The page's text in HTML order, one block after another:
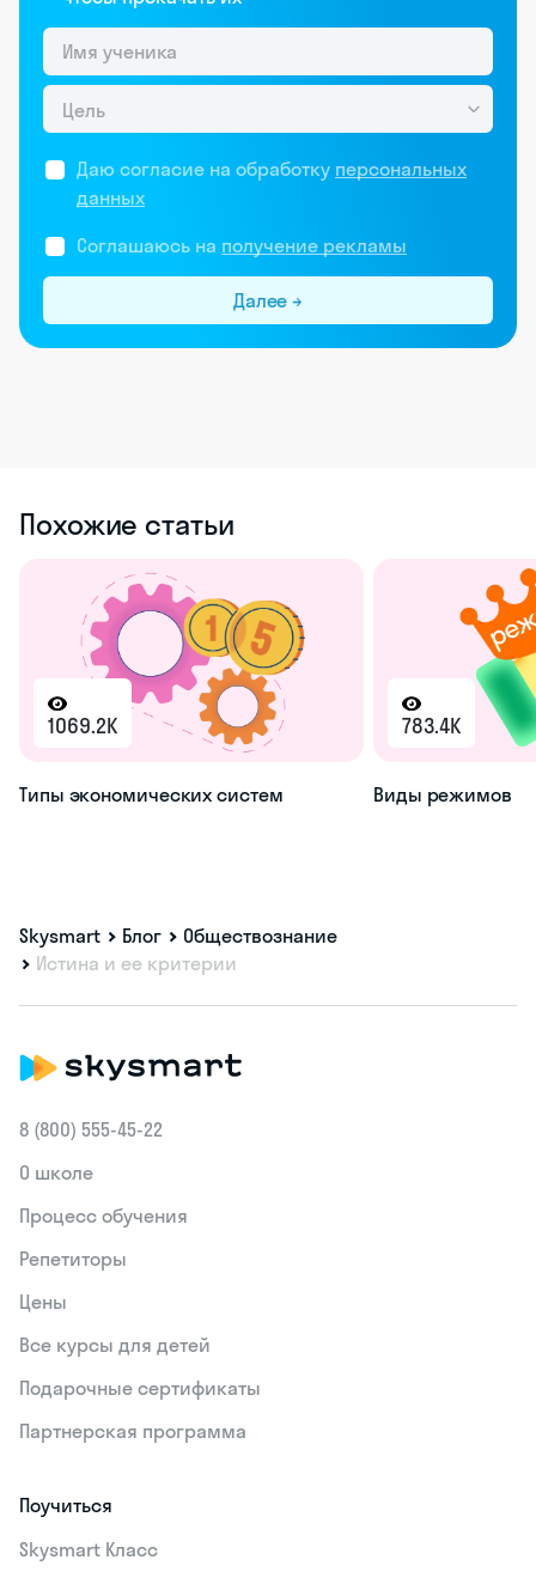
Цель
Даю согласие на обработку персональных
данных
Соглашаюсь на получение рекламы
Далее →
Похожие статьи
1069.2K
Типы экономических систем
783.4K
Виды режимов
Skysmart Блог
Обществознание
Истина и ее критерии
8 (800) 555‑45-22
О школе
Процесс обучения
Репетиторы
Цены
Все курсы для детей
Подарочные сертификаты
Партнерская программа
Поучиться
Skysmart Класс